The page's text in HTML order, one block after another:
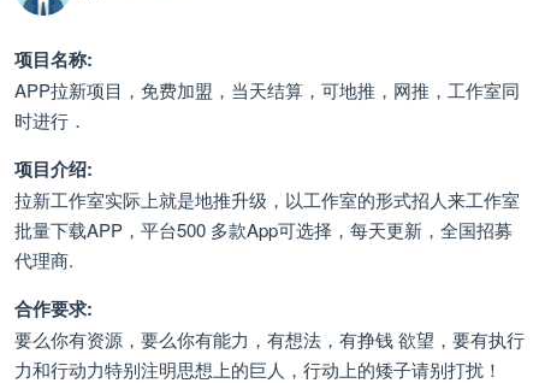
关于我们
项目名称:
APP拉新项目，免费加盟，当天结算，可地推，网推，工作室同
时进行．
项目介绍:
拉新工作室实际上就是地推升级，以工作室的形式招人来工作室
批量下载APP，平台500 多款App可选择，每天更新，全国招募
代理商.
合作要求:
要么你有资源，要么你有能力，有想法，有挣钱 欲望，要有执行
力和行动力特别注明思想上的巨人，行动上的矮子请别打扰！